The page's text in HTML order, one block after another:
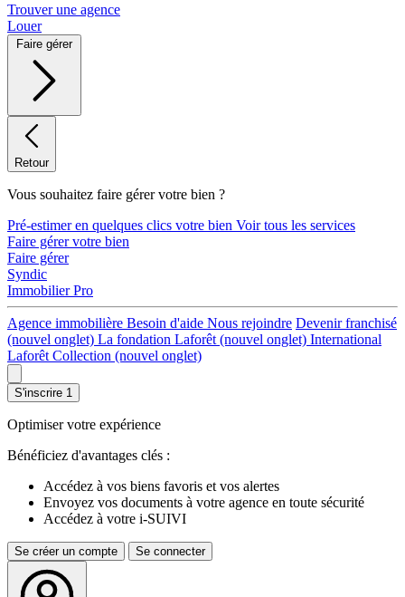
Trouver une agence
Louer
Faire gérer
Retour
Vous souhaitez faire gérer votre bien ?
Pré-estimer en quelques clics votre bien Voir tous les services
Faire gérer votre bien
Faire gérer
Syndic
Immobilier Pro
Agence immobilière Besoin d'aide Nous rejoindre Devenir franchisé
(nouvel onglet) La fondation Laforêt (nouvel onglet) International
Laforêt Collection (nouvel onglet)
S'inscrire 1
Optimiser votre expérience
Bénéficiez d'avantages clés :
Accédez à vos biens favoris et vos alertes
Envoyez vos documents à votre agence en toute sécurité
Accédez à votre i-SUIVI
Se créer un compte Se connecter